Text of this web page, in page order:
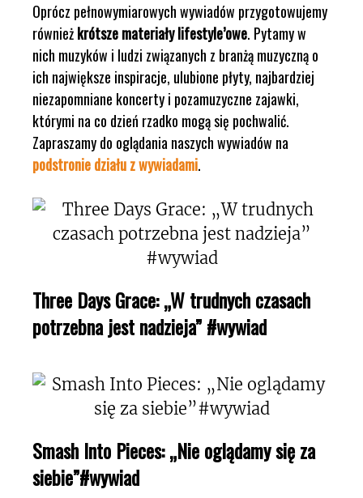
Oprócz pełnowymiarowych wywiadów przygotowujemy
równieżkrótsze materiały lifestyle’owe. Pytamy w
nich muzyków i ludzi związanych z branżą muzyczną o
ich największe inspiracje, ulubione płyty, najbardziej
niezapomniane koncerty i pozamuzyczne zajawki,
którymi na co dzień rzadko mogą się pochwalić.
Zapraszamy do oglądania naszych wywiadów na
podstronie działu z wywiadami.
Three Days Grace: „W trudnych czasach
potrzebna jest nadzieja” #wywiad
Smash Into Pieces: „Nie oglądamy się za
siebie”#wywiad